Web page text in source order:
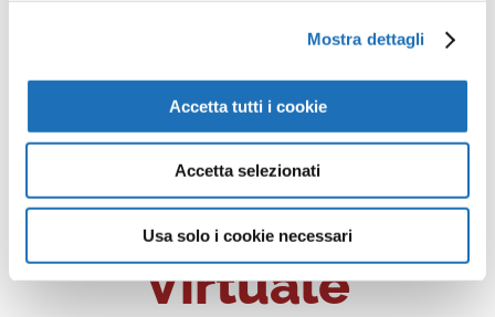
Mostra dettagli
Accetta tutti i cookie
Accetta selezionati
Usa solo i cookie necessari
Opere della
Galleria
Virtuale